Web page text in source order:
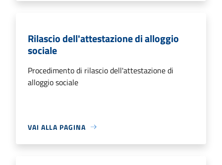
Rilascio dell'attestazione di alloggio
sociale
Procedimento di rilascio dell'attestazione di
alloggio sociale
VAI ALLA PAGINA